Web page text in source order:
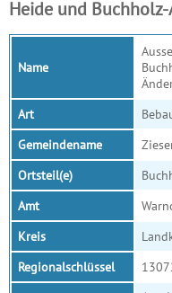
Heide und
Name
Art
Gemeindename
Ortsteil(e)
Amt
Kreis
Regionalschlüssel